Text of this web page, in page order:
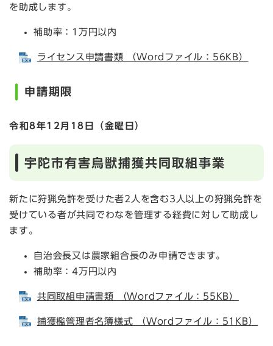
を助成します。
補助率：1万円以内
ライセンス申請書類 （Wordファイル：56KB）
申請期限
令和8年12月18 日（金曜日）
宇陀市有害鳥獣捕獲共同取組事業
新たに狩猟免許を受けた者2人を含む3人以上の狩猟免許を
受けている者が共同でわなを管理する経費に対して助成し
ます。
自治会長又は農家組合長のみ申請できます。
補助率：4万円以内
共同取組申請書類 （Wordファイル：55KB）
捕獲檻管理者名簿様式 （Wordファイル：51KB）